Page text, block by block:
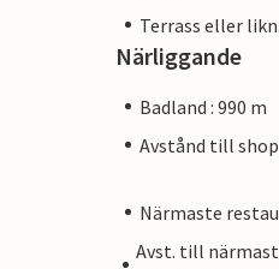
Terrass eller
Närliggande
Badland : 990 m
Avstånd till
Närmaste
Avst. till